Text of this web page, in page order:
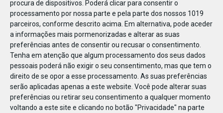
procura de dispositivos. Poderá clicar para consentir o
processamento por nossa parte e pela parte dos nossos 1019
parceiros, conforme descrito acima. Em alternativa, pode aceder
a informações mais pormenorizadas e alterar as suas
preferências antes de consentir ou recusar o consentimento.
Tenha em atenção que algum processamento dos seus dados
pessoais poderá não exigir o seu consentimento, mas que tem o
direito de se opor a esse processamento. As suas preferências
serão aplicadas apenas a este website. Você pode alterar suas
preferências ou retirar seu consentimento a qualquer momento
voltando a este site e clicando no botão "Privacidade" na parte
1237971569905856